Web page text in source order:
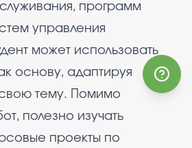
программ
управления
может использовать
основу, адаптируя
тему. Помимо
полезно изучать
проекты по